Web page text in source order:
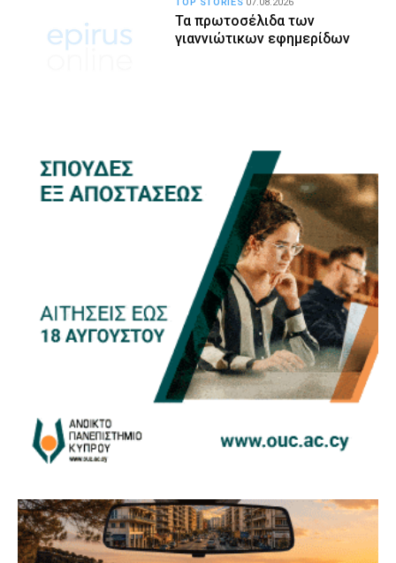
Τα πρωτοσέλιδα των
γιαννιώτικων εφημερίδων
TOP STORIES 07.08.2026